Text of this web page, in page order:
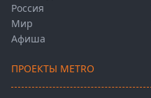
Россия
Мир
Афиша
ПРОЕКТЫ METRO